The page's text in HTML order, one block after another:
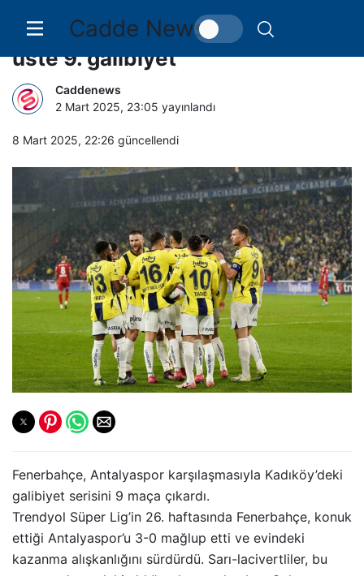
Cadde News
Fenerbahçe’den Kadıköy’de üst
üste 9. galibiyet
Caddenews
2 Mart 2025, 23:05 yayınlandı
8 Mart 2025, 22:26 güncellendi
Fenerbahçe, Antalyaspor karşılaşmasıyla Kadıköy’deki
galibiyet serisini 9 maça çıkardı.
Trendyol Süper Lig’in 26. haftasında Fenerbahçe, konuk
ettiği Antalyaspor’u 3-0 mağlup etti ve evindeki
kazanma alışkanlığını sürdürdü. Sarı-lacivertliler, bu